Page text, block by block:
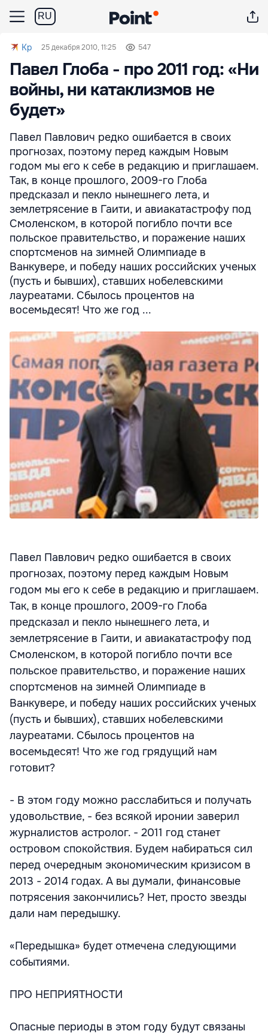
RU
Kp 25 декабря 2010, 11:25 547
Павел Глоба - про 2011 год: «Ни
войны, ни катаклизмов не
будет»
Павел Павлович редко ошибается в своих
прогнозах, поэтому перед каждым Новым
годом мы его к себе в редакцию и приглашаем.
Так, в конце прошлого, 2009-го Глоба
предсказал и пекло нынешнего лета, и
землетрясение в Гаити, и авиакатастрофу под
Смоленском, в которой погибло почти все
польское правительство, и поражение наших
спортсменов на зимней Олимпиаде в
Ванкувере, и победу наших российских ученых
(пусть и бывших), ставших нобелевскими
лауреатами. Сбылось процентов на
восемьдесят! Что же год ...
Павел Павлович редко ошибается в своих
прогнозах, поэтому перед каждым Новым
годом мы его к себе в редакцию и приглашаем.
Так, в конце прошлого, 2009-го Глоба
предсказал и пекло нынешнего лета, и
землетрясение в Гаити, и авиакатастрофу под
Смоленском, в которой погибло почти все
польское правительство, и поражение наших
спортсменов на зимней Олимпиаде в
Ванкувере, и победу наших российских ученых
(пусть и бывших), ставших нобелевскими
лауреатами. Сбылось процентов на
восемьдесят! Что же год грядущий нам
готовит?
- В этом году можно расслабиться и получать
удовольствие, - без всякой иронии заверил
журналистов астролог. - 2011 год станет
островом спокойствия. Будем набираться сил
перед очередным экономическим кризисом в
2013 - 2014 годах. А вы думали, финансовые
потрясения закончились? Нет, просто звезды
дали нам передышку.
«Передышка» будет отмечена следующими
событиями.
ПРО НЕПРИЯТНОСТИ
Опасные периоды в этом году будут связаны